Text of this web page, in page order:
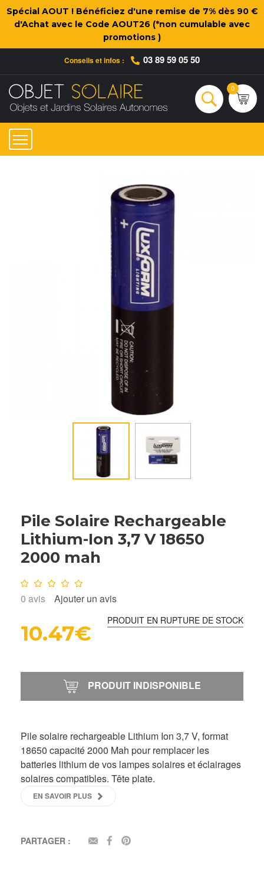
Spécial AOUT ! Bénéficiez d'une remise de 7% dès 90 €
d'Achat avec le Code AOUT26 (*non cumulable avec
promotions )
Conseils et infos : 03 89 59 05 50
Rechercher
0
Pile Solaire Rechargeable
Lithium-Ion 3,7 V 18650
2000 mah
Note : 0/10
0 avis Ajouter un avis
PRODUIT EN RUPTURE DE STOCK
10.47€
PRODUIT INDISPONIBLE
Pile solaire rechargeable Lithium Ion 3,7 V, format
18650 capacité 2000 Mah pour remplacer les
batteries lithium de vos lampes solaires et éclairages
solaires compatibles. Tête plate.
EN SAVOIR PLUS
PARTAGER : EMAILFACEBOOK